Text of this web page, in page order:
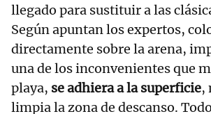
llegado para sustituir a las
Según apuntan los expertos,
directamente sobre la arena,
una de los inconvenientes que
playa, se adhiera a la superficie,
limpia la zona de descanso.